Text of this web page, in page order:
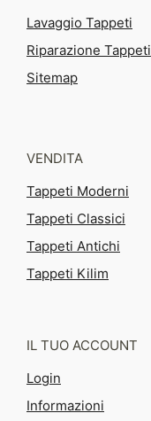
Lavaggio Tappeti
Riparazione Tappeti
Sitemap
VENDITA
Tappeti Moderni
Tappeti Classici
Tappeti Antichi
Tappeti Kilim
IL TUO ACCOUNT
Login
Informazioni